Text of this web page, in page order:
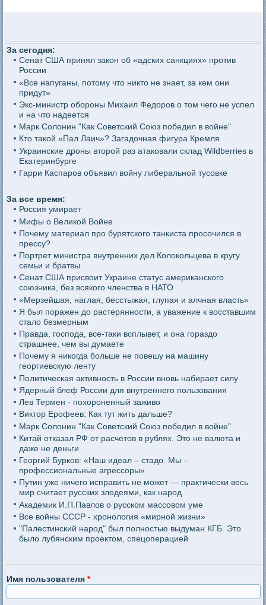
За сегодня:
Сенат США принял закон об «адских санкциях» против
России
«Все напуганы, потому что никто не знает, за кем они
придут»
Экс-министр обороны Михаил Федоров о том чего не успел
и на что надеется
Марк Солонин "Как Советский Союз победил в войне"
Кто такой «Пал Лаич»? Загадочная фигура Кремля
Украинские дроны второй раз атаковали склад Wildberries в
Екатеринбурге
Гарри Каспаров объявил войну либеральной тусовке
За все время:
Россия умирает
Мифы о Великой Войне
Почему материал про бурятского танкиста просочился в
прессу?
Портрет министра внутренних дел Колокольцева в кругу
семьи и братвы
Сенат США присвоит Украине статус американского
союзника, без всякого членства в НАТО
«Мерзейшая, наглая, бесстыжая, глупая и алчная власть»
Я был поражен до растерянности, а уважение к восставшим
стало безмерным
Правда, господа, все-таки всплывет, и она гораздо
страшнее, чем вы думаете
Почему я никогда больше не повешу на машину
георгиевскую ленту
Политическая активность в России вновь набирает силу
Ядерный блеф России для внутреннего пользования
Лев Термен - похороненный заживо
Виктор Ерофеев: Как тут жить дальше?
Марк Солонин "Как Советский Союз победил в войне"
Китай отказал РФ от расчетов в рублях. Это не валюта и
даже не деньги
Георгий Бурков: «Наш идеал – стадо. Мы –
профессиональные агрессоры»
Путин уже ничего исправить не может — практически весь
мир считает русских злодеями, как народ
Академик И.П.Павлов о русском массовом уме
Все войны СССР - хронология «мирной жизни»
"Палестинский народ" был полностью выдуман КГБ. Это
было лубянским проектом, спецоперацией
Имя пользователя*